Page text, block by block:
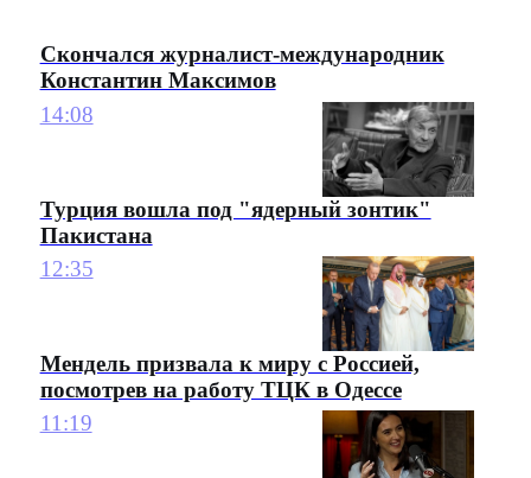
Скончался журналист-международник
Константин Максимов
14:08
Турция вошла под "ядерный зонтик"
Пакистана
12:35
Мендель призвала к миру с Россией,
посмотрев на работу ТЦК в Одессе
11:19